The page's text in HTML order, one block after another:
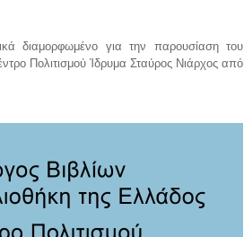
διαμορφωμένο για την παρουσίαση του
Πολιτισμού Ίδρυμα Σταύρος Νιάρχος από